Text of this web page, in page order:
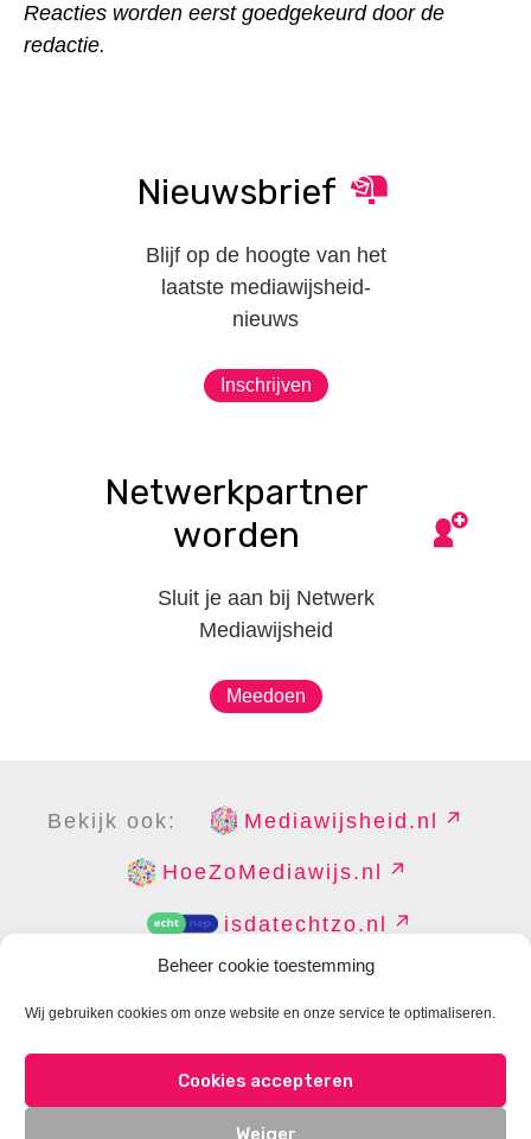
Beheer cookie toestemming
Wij gebruiken cookies om onze website en onze service te optimaliseren.
Cookies accepteren
Weiger
Reacties worden eerst goedgekeurd door de
redactie.
Nieuwsbrief
Blijf op de hoogte van het
laatste mediawijsheid-
nieuws
Inschrijven
Netwerkpartner
worden
Sluit je aan bij Netwerk
Mediawijsheid
Meedoen
Bekijk ook: Mediawijsheid.nl
HoeZoMediawijs.nl
isdatechtzo.nl
DISCLAIMER PRIVACY
CONTACT
COOKIES BEHEREN